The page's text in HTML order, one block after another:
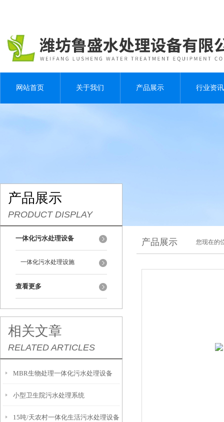
网站首页 关于我们 产品展示 行业资讯
产品展示
PRODUCT DISPLAY
一体化污水处理设备
一体化污水处理设施
查看更多
相关文章
RELATED ARTICLES
MBR生物处理一体化污水处理设备
小型卫生院污水处理系统
15吨/天农村一体化生活污水处理设备
产品展示 您现在的